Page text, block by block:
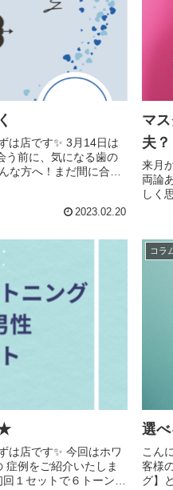
✨ 3月14日は
う前に、気になる歯の
な方へ！まだ間に合い
2023.02.20
マ
夫？
来月
両論
しく思います😊 お
か？
★
✨ 今回はホワ
症例をご紹介いたしま
コラ
選
こんに
客様
グ】